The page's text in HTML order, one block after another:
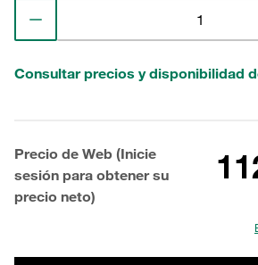
Consultar precios y disponibilidad
Precio de Web (Inicie
sesión para obtener su
precio neto)